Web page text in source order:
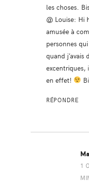
les choses.
@ Louise: Hi
amusée à
personnes
quand j’avais
excentriques,
en effet!
RÉPONDRE
1